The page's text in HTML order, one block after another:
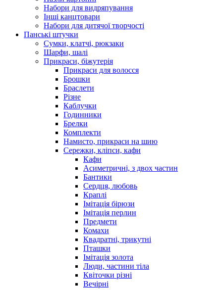
Набори для видряпування
Інші канцтовари
Набори для дитячої творчості
Панські штучки
Сумки, клатчі, рюкзаки
Шарфи, шалі
Прикраси, біжутерія
Прикраси для волосся
Брошки
Браслети
Різне
Каблучки
Годинники
Брелки
Комплекти
Намисто, прикраси на шию
Сережки, кліпси, кафи
Кафи
Асиметричні, з двох частин
Бантики
Сердця, любовь
Краплі
Імітація бірюзи
Імітація перлин
Предмети
Комахи
Квадратні, трикутні
Пташки
Імітація золота
Люди, частини тіла
Квіточки різні
Вечірні